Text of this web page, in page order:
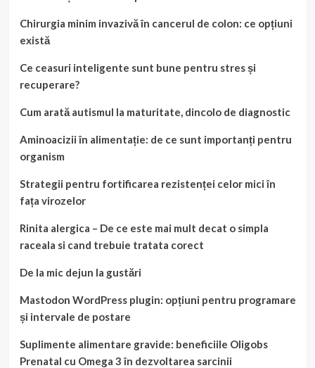
Chirurgia minim invazivă în cancerul de colon: ce opțiuni
există
Ce ceasuri inteligente sunt bune pentru stres și
recuperare?
Cum arată autismul la maturitate, dincolo de diagnostic
Aminoacizii în alimentație: de ce sunt importanți pentru
organism
Strategii pentru fortificarea rezistenței celor mici în
fața virozelor
Rinita alergica – De ce este mai mult decat o simpla
raceala si cand trebuie tratata corect
De la mic dejun la gustări
Mastodon WordPress plugin: opțiuni pentru programare
și intervale de postare
Suplimente alimentare gravide: beneficiile Oligobs
Prenatal cu Omega 3 în dezvoltarea sarcinii